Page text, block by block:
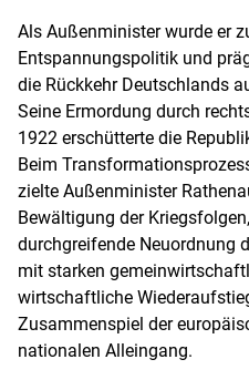
Als Außenminister wurde er
Entspannungspolitik und
die Rückkehr Deutschlands
Seine Ermordung durch
1922 erschütterte die
Beim
zielte Außenminister
Bewältigung der
durchgreifende Neuordnung
mit starken
wirtschaftliche
Zusammenspiel der
nationalen Alleingang.